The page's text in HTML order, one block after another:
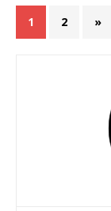
1 2 »